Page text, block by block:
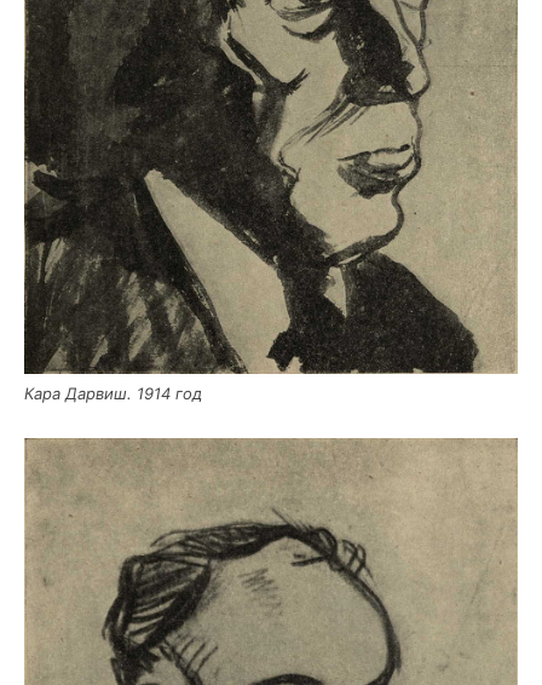
Кара Дар­виш. 1914 год